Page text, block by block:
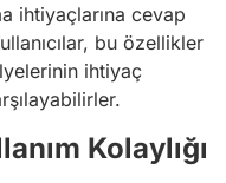
ihtiyaçlarına cevap
bu özellikler
ihtiyaç
Kolaylığı